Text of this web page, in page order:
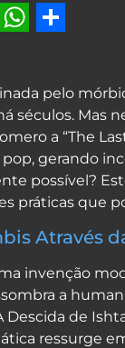
pelo
séculos.
a “The
gerando
possível?
práticas que
Através
invenção
a
Descida de
ressurge